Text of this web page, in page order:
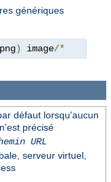
génériques
png) image/*
défaut lorsqu'aucun
précisé
URL
serveur virtuel,